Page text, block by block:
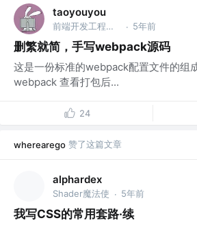
taoyouyou
前端开发工程师, python爱好者 @- · 5年前
删繁就简，手写webpack源码
这是一份标准的webpack配置文件的组
webpack 查看打包后...
24
wherearego 赞了这篇文章
alphardex
Shader魔法使 · 5年前
我写CSS的常用套路·续